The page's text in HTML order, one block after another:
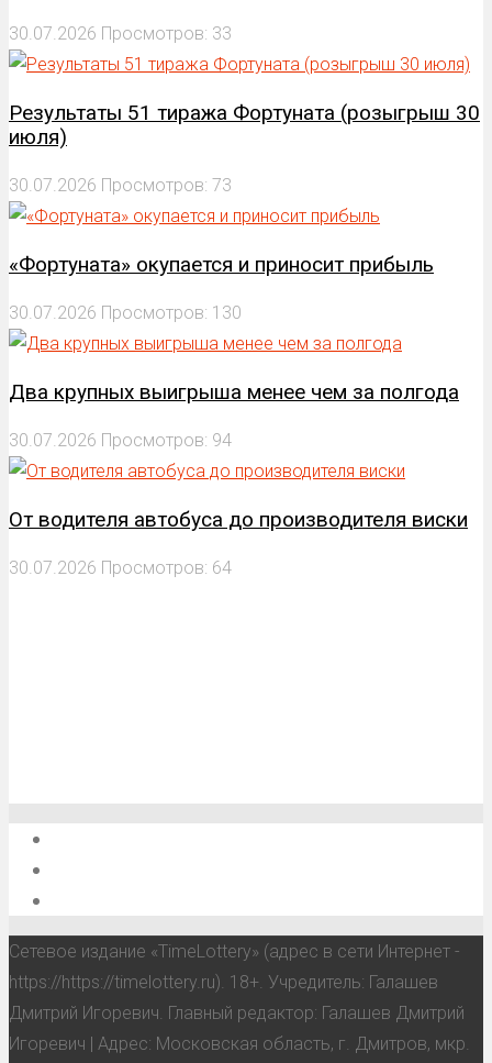
30.07.2026 Просмотров: 33
Результаты 51 тиража Фортуната (розыгрыш 30
июля)
30.07.2026 Просмотров: 73
«Фортуната» окупается и приносит прибыль
30.07.2026 Просмотров: 130
Два крупных выигрыша менее чем за полгода
30.07.2026 Просмотров: 94
От водителя автобуса до производителя виски
30.07.2026 Просмотров: 64
Сетевое издание «TimeLottery» (адрес в сети Интернет -
https://https://timelottery.ru). 18+. Учредитель: Галашев
Дмитрий Игоревич. Главный редактор: Галашев Дмитрий
Игоревич | Адрес: Московская область, г. Дмитров, мкр.